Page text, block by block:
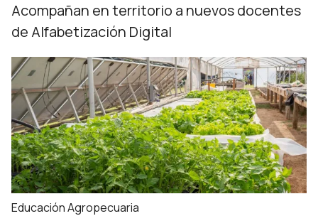
Acompañan en territorio a nuevos docentes
de Alfabetización Digital
Educación Agropecuaria